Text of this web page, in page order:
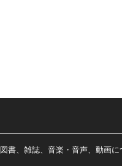
図書、雑誌、音楽・音声、動画に